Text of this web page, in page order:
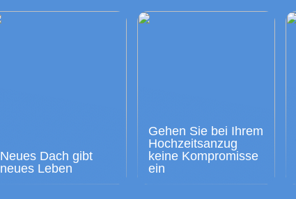
Neues Dach gibt
neues Leben
Gehen Sie bei Ihrem
Hochzeitsanzug
keine Kompromisse
ein